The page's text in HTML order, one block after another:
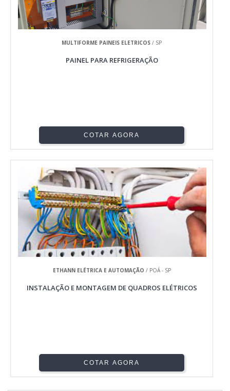
MULTIFORME PAINEIS ELETRICOS / SP
PAINEL PARA REFRIGERAÇÃO
COTAR AGORA
ETHANN ELÉTRICA E AUTOMAÇÃO / POÁ - SP
INSTALAÇÃO E MONTAGEM DE QUADROS ELÉTRICOS
COTAR AGORA